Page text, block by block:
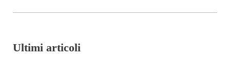
Ultimi articoli